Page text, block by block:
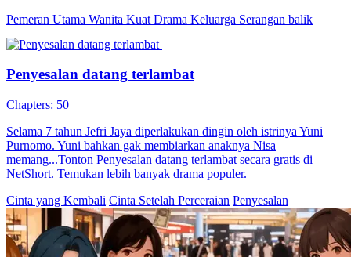
Pemeran Utama Wanita Kuat Drama Keluarga Serangan balik
Penyesalan datang terlambat
Chapters: 50
Selama 7 tahun Jefri Jaya diperlakukan dingin oleh istrinya Yuni
Purnomo. Yuni bahkan gak membiarkan anaknya Nisa
memang...Tonton Penyesalan datang terlambat secara gratis di
NetShort. Temukan lebih banyak drama populer.
Cinta yang Kembali Cinta Setelah Perceraian Penyesalan